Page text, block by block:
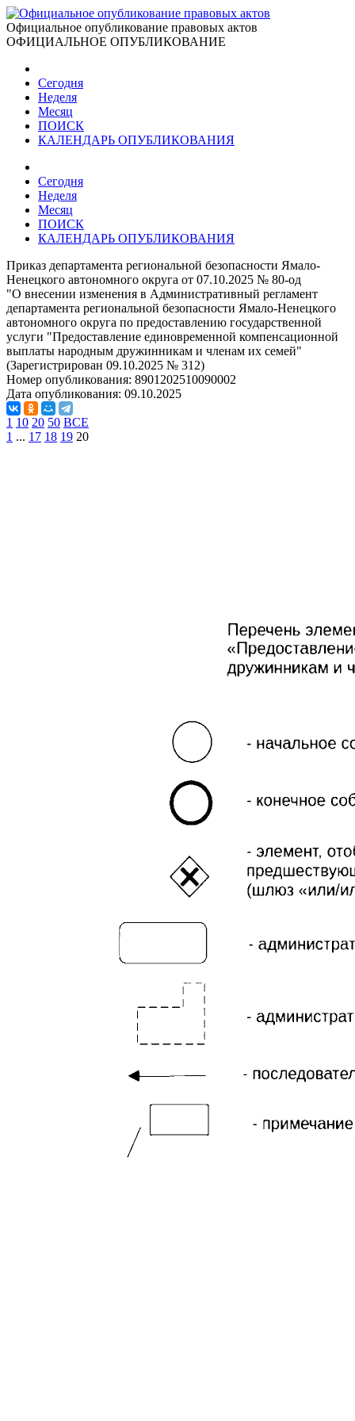
Официальное опубликование правовых актов
ОФИЦИАЛЬНОЕ ОПУБЛИКОВАНИЕ
Сегодня
Неделя
Месяц
ПОИСК
КАЛЕНДАРЬ ОПУБЛИКОВАНИЯ
Сегодня
Неделя
Месяц
ПОИСК
КАЛЕНДАРЬ ОПУБЛИКОВАНИЯ
Приказ департамента региональной безопасности Ямало-
Ненецкого автономного округа от 07.10.2025 № 80-од
"О внесении изменения в Административный регламент
департамента региональной безопасности Ямало-Ненецкого
автономного округа по предоставлению государственной
услуги "Предоставление единовременной компенсационной
выплаты народным дружинникам и членам их семей"
(Зарегистрирован 09.10.2025 № 312)
Номер опубликования: 8901202510090002
Дата опубликования: 09.10.2025
1 10 20 50 ВСЕ
1 ... 17 18 19 20